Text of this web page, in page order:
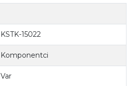
KSTK-15022
Komponentci
Var